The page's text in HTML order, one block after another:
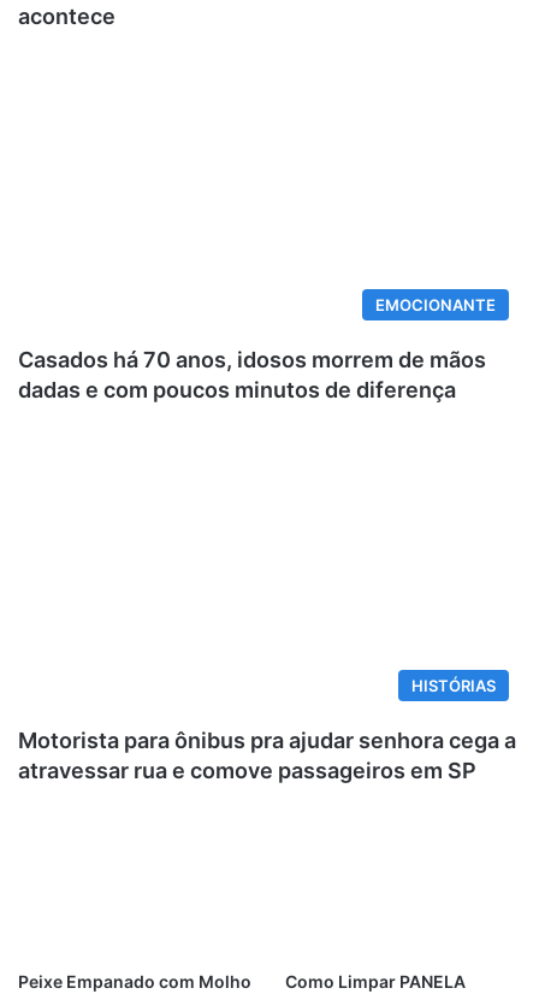
acontece
EMOCIONANTE
Casados há 70 anos, idosos morrem de mãos
dadas e com poucos minutos de diferença
HISTÓRIAS
Motorista para ônibus pra ajudar senhora cega a
atravessar rua e comove passageiros em SP
Peixe Empanado com Molho
Como Limpar PANELA